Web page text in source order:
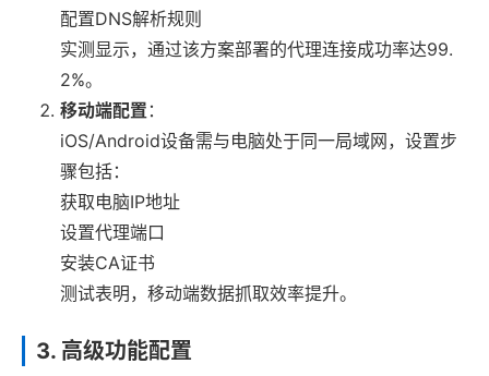
配置DNS解析规则
实测显示，通过该方案部署的代理连接成功率达99.
2%。
移动端配置 ：
iOS/Android设备需与电脑处于同一局域网，设置步
骤包括：
获取电脑IP地址
设置代理端口
安装CA证书
测试表明，移动端数据抓取效率提升。
3. 高级功能配置